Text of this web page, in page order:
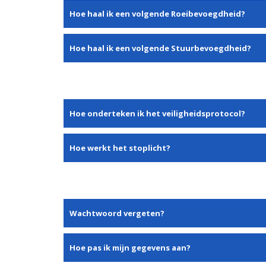
Hoe haal ik een volgende Roeibevoegdheid?
Hoe haal ik een volgende Stuurbevoegdheid?
Hoe onderteken ik het veiligheidsprotocol?
Hoe werkt het stoplicht?
Wachtwoord vergeten?
Hoe pas ik mijn gegevens aan?